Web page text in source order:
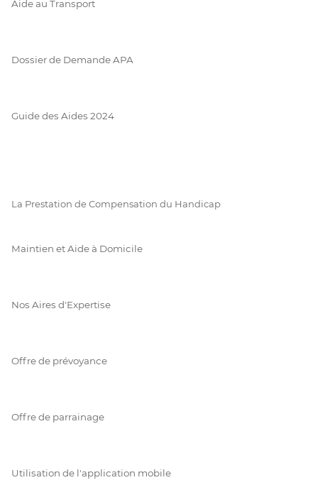
Aide au Transport
Dossier de Demande APA
Guide des Aides 2024
La Prestation de Compensation du Handicap
Maintien et Aide à Domicile
Nos Aires d'Expertise
Offre de prévoyance
Offre de parrainage
Utilisation de l'application mobile